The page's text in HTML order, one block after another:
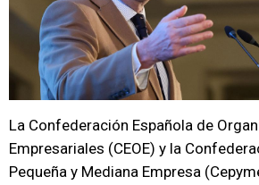
La Confederación Española de
Empresariales (CEOE) y la
Pequeña y Mediana Empresa